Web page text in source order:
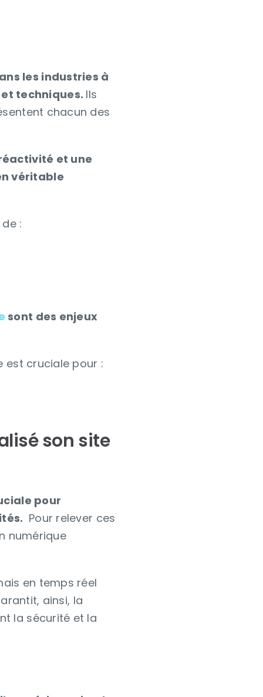
les industries à
techniques. Ils
chacun des
et une
véritable
:
sont des enjeux
est cruciale pour :
son site
pour
Pour relever ces
numérique
en temps réel
ainsi, la
la sécurité et la